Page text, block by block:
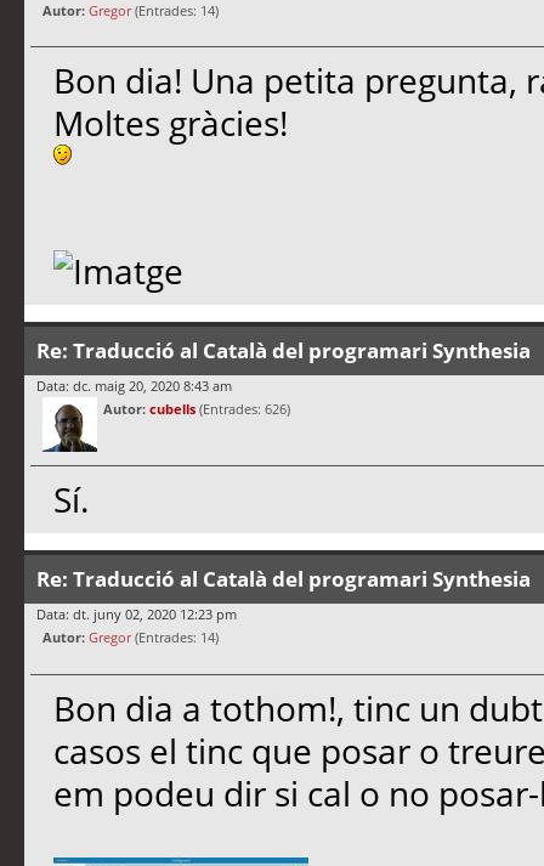
Autor: Gregor(Entrades: 14)
Bon dia! Una petita pregunta,
Moltes gràcies!
Re: Traducció al Català del programari Synthesia
Data: dc. maig 20, 2020 8:43 am
Autor: cubells (Entrades: 626)
Sí.
Re: Traducció al Català del programari Synthesia
Data: dt. juny 02, 2020 12:23 pm
Autor: Gregor(Entrades: 14)
Bon dia a tothom!, tinc un
casos el tinc que posar o
em podeu dir si cal o no